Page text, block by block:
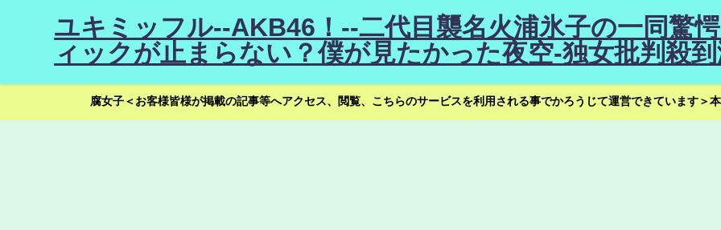
ユキミッフル--AKB46！--二代目襲名火浦氷子の一同驚
ィックが止まらない？僕が見たかった夜空-独女批判殺
腐女子＜お客様皆様が掲載の記事等へアクセス、閲覧、こちらのサービスを利用される事でかろうじて運営できています＞